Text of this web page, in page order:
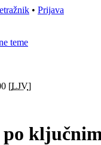
• Prijava
teme
[LJV]